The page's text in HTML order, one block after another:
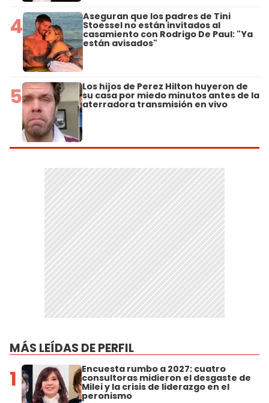
4 Aseguran que los padres de Tini
Stoessel no están invitados al
casamiento con Rodrigo De Paul: "Ya
están avisados"
5 Los hijos de Perez Hilton huyeron de
su casa por miedo minutos antes de la
aterradora transmisión en vivo
MÁS LEÍDAS DE PERFIL
1 Encuesta rumbo a 2027: cuatro
consultoras midieron el desgaste de
Milei y la crisis de liderazgo en el
peronismo